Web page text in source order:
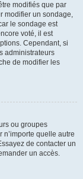
modifiés que par
modifier un sondage,
le sondage est
voté, il est
Cependant, si
administrateurs
de modifier les
ou groupes
n’importe quelle autre
de contacter un
un accès.